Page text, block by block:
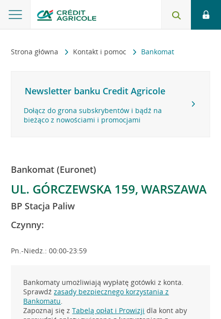
Strona główna Kontakt i pomoc Bankomat
Newsletter banku Credit Agricole
Dołącz do grona subskrybentów i bądź na
bieżąco z nowościami i promocjami
Bankomat (Euronet)
UL. GÓRCZEWSKA 159, WARSZAWA
BP Stacja Paliw
Czynny:
Pn.-Niedz.: 00:00-23:59
Bankomaty umożliwiają wypłatę gotówki z konta.
Sprawdźzasady bezpiecznego korzystania z
Bankomatu.
Zapoznaj się zTabelą opłat i Prowizji dla kont aby